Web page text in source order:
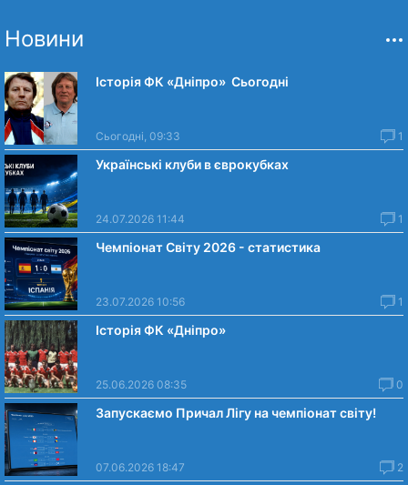
Новини
Історія ФК «Дніпро» Сьогодні
Сьогодні, 09:33 1
Українські клуби в єврокубках
24.07.2026 11:44 1
Чемпіонат Світу 2026 - статистика
23.07.2026 10:56 1
Історія ФК «Дніпро»
25.06.2026 08:35 0
Запускаємо Причал Лігу на чемпіонат світу!
07.06.2026 18:47 2